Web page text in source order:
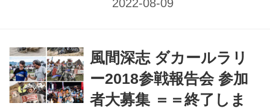
む夕陽を見るツーリングライダーのた
めのバイクイベントです。2022年は1
万人も応募があったんですね。
SSTR(Sunrise Sunset Tourring Rally)公
風間深志 ダカールラリ
ー2018参戦報告会 参加
者大募集 ＝＝終了しま